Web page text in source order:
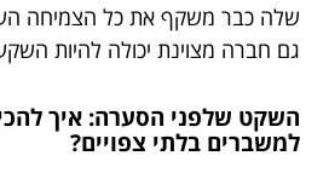
שלה כבר משקף את כל הצמיחה
גם חברה מצוינת יכולה להיות
השקט שלפני הסערה: איך
למשברים בלתי צפויים?